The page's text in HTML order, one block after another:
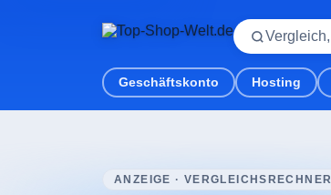
Geschäftskonto Hosting
ANZEIGE · VERGLEICHSRECHNER